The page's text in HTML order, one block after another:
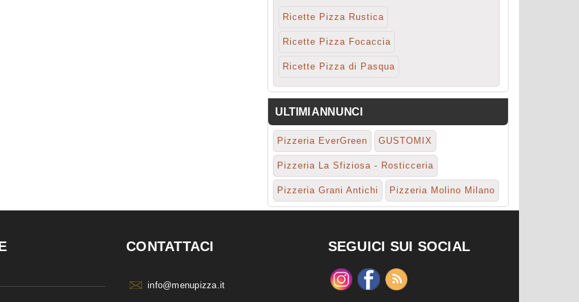
Ricette Pizza Rustica
Ricette Pizza Focaccia
Ricette Pizza di Pasqua
ULTIMI ANNUNCI
Pizzeria EverGreen GUSTOMIX
Pizzeria La Sfiziosa - Rosticceria
Pizzeria Grani Antichi Pizzeria Molino Milano
CONTATTACI
info@menupizza.it
SEGUICI SUI SOCIAL